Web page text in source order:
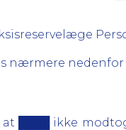
nærmere
at ████ ikke